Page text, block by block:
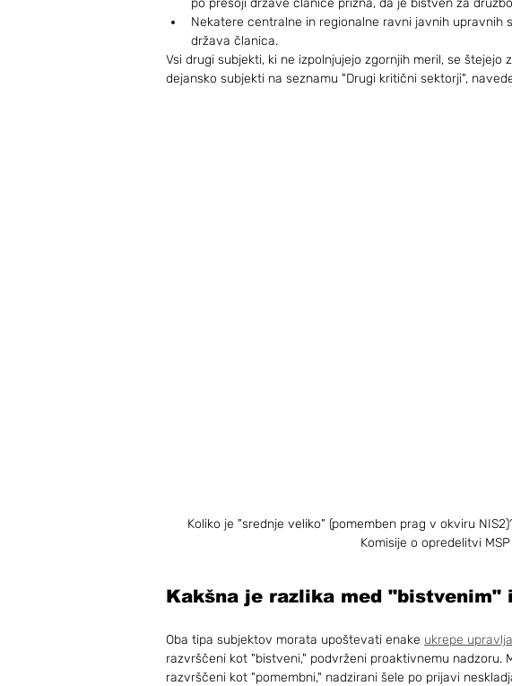
Nekatere centralne in regionalne ravni javnih upravnih
država članica.
Vsi drugi subjekti, ki ne izpolnjujejo zgornjih meril, se štejejo
dejansko subjekti na seznamu "Drugi kritični sektorji",
Koliko je "srednje veliko" (pomemben prag v okviru
Komisije o opredelitvi MSP
Kakšna je razlika med "bistvenim"
Oba tipa subjektov morata upoštevati enake ukrepe
razvrščeni kot "bistveni," podvrženi proaktivnemu nadzoru.
razvrščeni kot "pomembni," nadzirani šele po prijavi